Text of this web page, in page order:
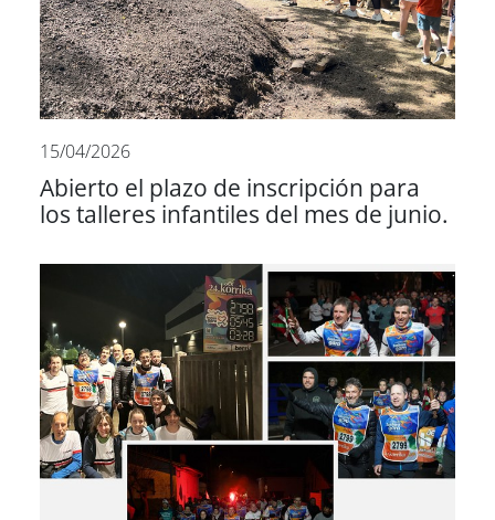
15/04/2026
Abierto el plazo de inscripción para
los talleres infantiles del mes de junio.